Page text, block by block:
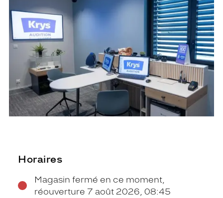
Horaires
Magasin fermé en ce moment,
réouverture 7 août 2026, 08:45